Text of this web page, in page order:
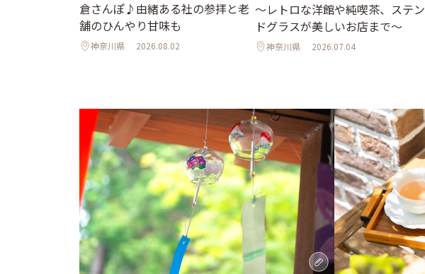
倉さんぽ♪由緒ある社の参拝と老
舗のひんやり甘味も
神奈川県 2026.08.02
～レトロな洋館や純喫茶、ステン
ドグラスが美しいお店まで～
神奈川県 2026.07.04